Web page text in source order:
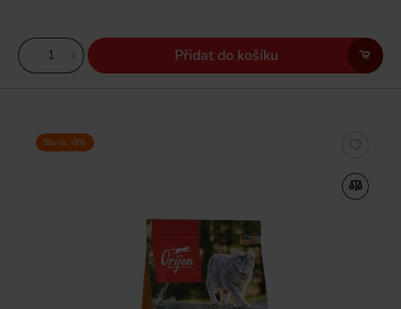
Přidat do košíku
Sleva -8%